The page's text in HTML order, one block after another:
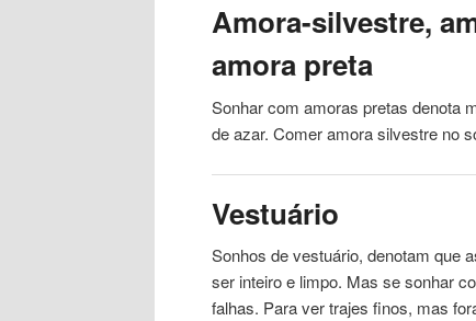
Amora-silvestre,
amora preta
Sonhar comamoras pretas denota
de azar. Comer amora silvestre no
Vestuário
Sonhos de vestuário, denotam que
ser inteiro e limpo. Mas se sonhar
falhas. Para ver trajes finos, mas